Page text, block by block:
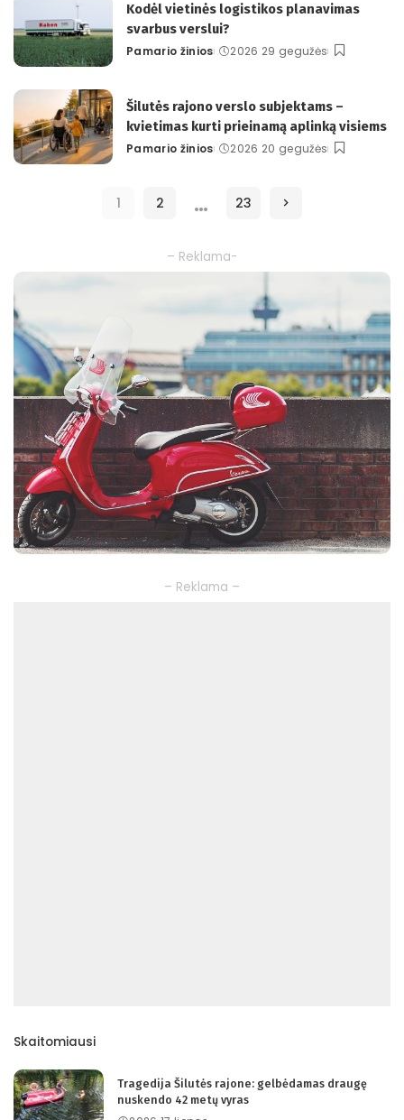
Kodėl vietinės logistikos planavimas
svarbus verslui?
Posted
Pamario žinios 2026 29 gegužės
Šilutės rajono verslo subjektams –
kvietimas kurti prieinamą aplinką visiems
Posted
Pamario žinios 2026 20 gegužės
1 2 … 23
– Reklama-
– Reklama –
Skaitomiausi
Tragedija Šilutės rajone: gelbėdamas draugę
nuskendo 42 metų vyras